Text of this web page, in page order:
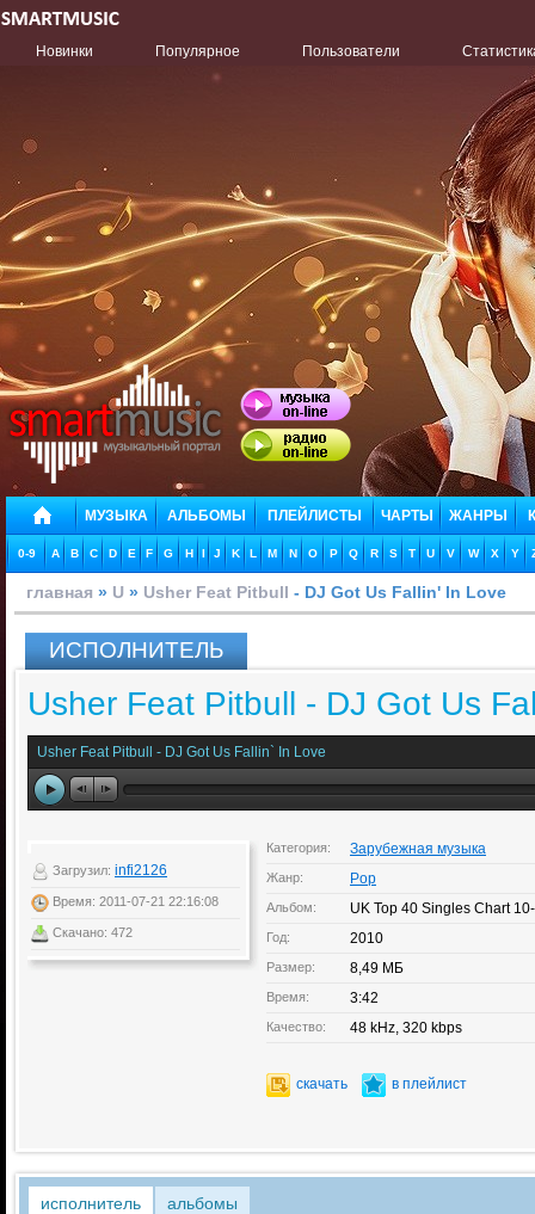
Новинки Популярное Пользователи
МУЗЫКА АЛЬБОМЫ ПЛЕЙЛИСТЫ ЧАРТЫ ЖАНРЫ
0-9 A B C D E F G H I J K L M N O P Q R S T U V W X Y
главная » U » Usher Feat Pitbull - DJ Got Us Fallin' In Love
ИСПОЛНИТЕЛЬ
Usher Feat Pitbull - DJ Got Us
Usher Feat Pitbull - DJ Got Us Fallin` In Love
Загрузил: infi2126
Время: 2011-07-21 22:16:08
Скачано: 472
Категория: Зарубежная музыка
Жанр: Pop
Альбом: UK Top 40 Singles Chart
Год: 2010
Размер: 8,49 МБ
Время: 3:42
Качество: 48 kHz, 320 kbps
скачать в плейлист
исполнитель альбомы